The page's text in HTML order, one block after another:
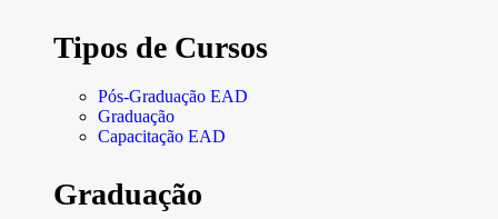
Tipos de Cursos
Pós-Graduação EAD
Graduação
Capacitação EAD
Graduação